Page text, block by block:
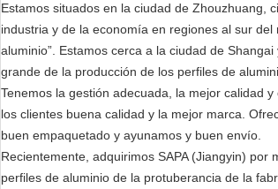
Estamos situados en la ciudad de Zhouzhuang,
industria y de la economía en regiones al sur
aluminio”. Estamos cerca a la ciudad de
grande de la producción de los perfiles de
Tenemos la gestión adecuada, la mejor calidad
los clientes buena calidad y la mejor marca.
buen empaquetado y ayunamos y buen envío.
Recientemente, adquirimos SAPA (Jiangyin)
perfiles de aluminio de la protuberancia de la